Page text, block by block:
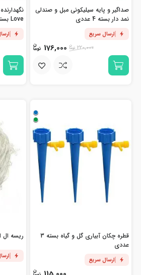
صداگیر و پایه سیلیکونی مبل و صندلی
نمد دار بسته 4 عددی
ارسال سریع
220,000
176,000
Love بسته 6 عددی
قطره چکان آبیاری گل و گیاه بسته 3
عددی
ارسال سریع
ریسه ال